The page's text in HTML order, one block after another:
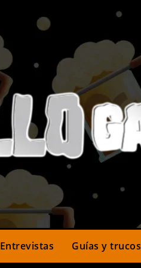
Entrevistas Guías y trucos